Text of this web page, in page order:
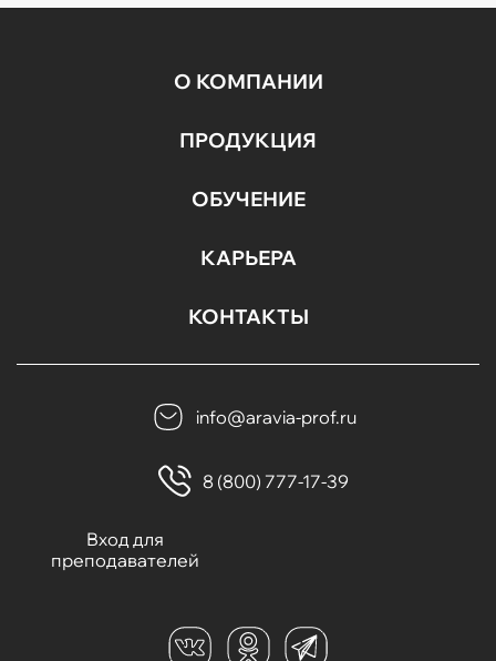
О КОМПАНИИ
ПРОДУКЦИЯ
ОБУЧЕНИЕ
КАРЬЕРА
КОНТАКТЫ
info@aravia-prof.ru
8 (800) 777-17-39
Вход для
преподавателей